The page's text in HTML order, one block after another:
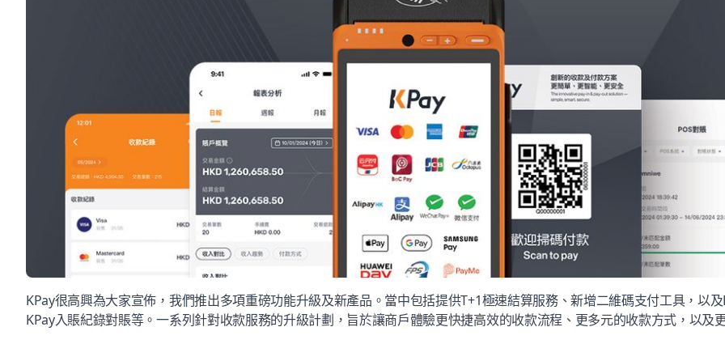
KPay很高興為大家宣佈，我們推出多項重磅功能升級及新產品。當中包括提供T+1極速結算服務、新增二維碼支付工具，以
KPay入賬紀錄對賬等。一系列針對收款服務的升級計劃，旨於讓商戶體驗更快捷高效的收款流程、更多元的收款方式，以及